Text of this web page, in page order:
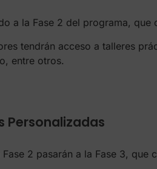
a la Fase 2 del programa, que
tendrán acceso a talleres
entre otros.
Personalizadas
2 pasarán a la Fase 3, que